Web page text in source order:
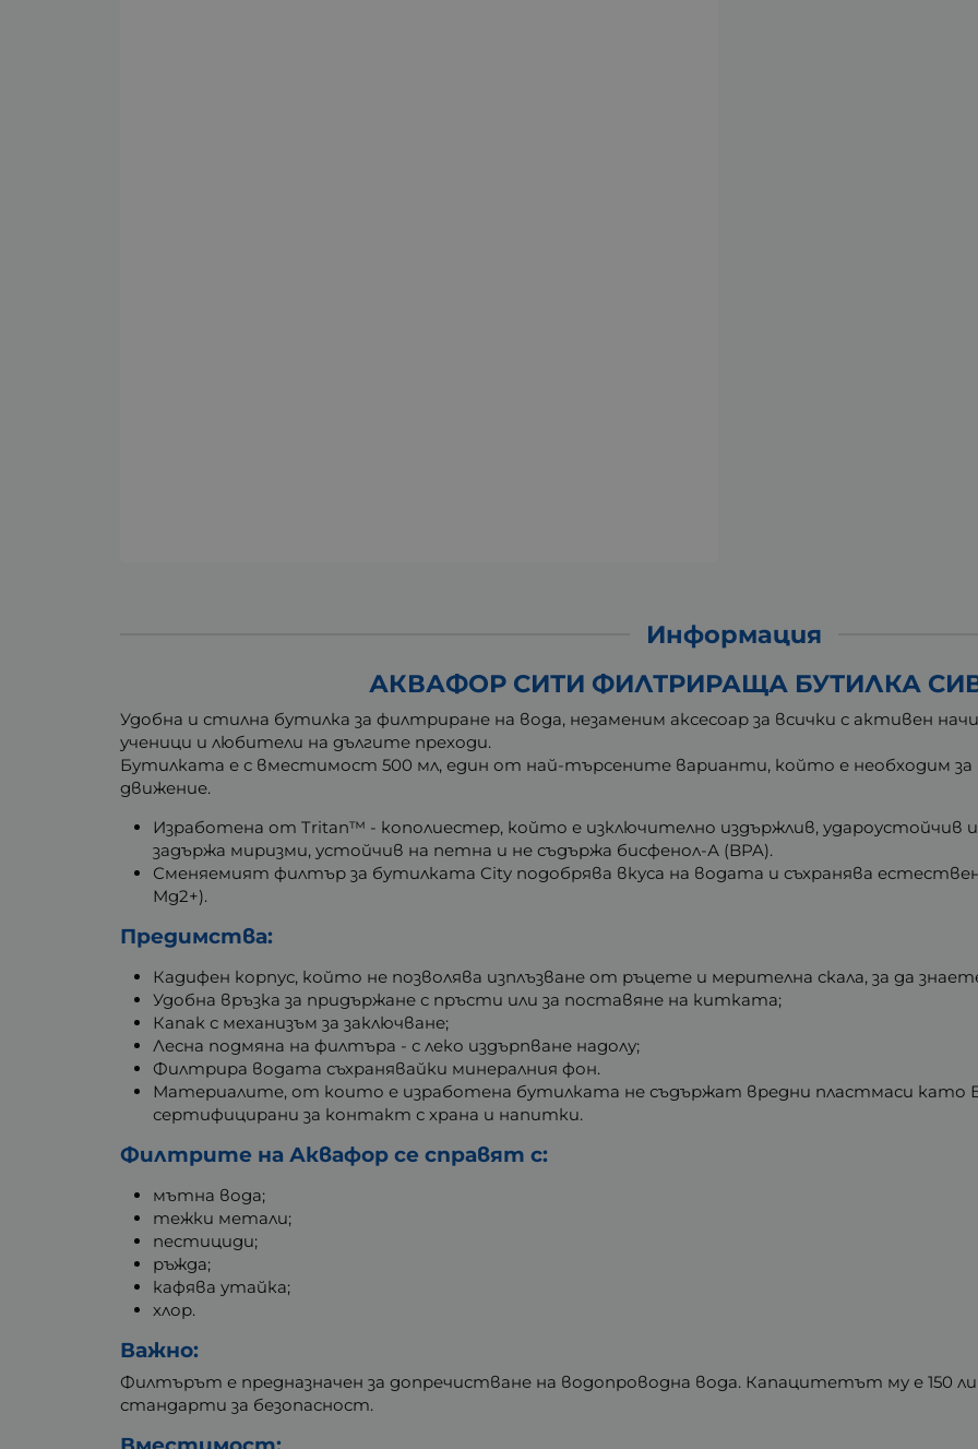
Информация
АКВАФОР СИТИ ФИЛТРИРАЩА БУТИЛКА
Удобна и стилна бутилка за филтриране на вода, незаменим аксесоар за всички с активен
ученици и любители на дългите преходи.
Бутилката е с вместимост 500 мл, един от най-търсените варианти, който е необходим за
движение.
Изработена от Tritan™ - кополиестер, който е изключително издържлив, удароустойчив и
задържа миризми, устойчив на петна и не съдържа бисфенол-А (BPA).
Сменяемият филтърза бутилката City подобрява вкуса на водата и съхранява
Mg2+).
Предимства:
Кадифен корпус, който не позволява изплъзване от ръцете и мерителна скала, за да
Удобна връзка за придържане с пръсти или за поставяне на китката;
Капак с механизъм за заключване;
Лесна подмяна на филтъра - с леко издърпване надолу;
Филтрира водата съхранявайки минералния фон.
Материалите, от които е изработена бутилката не съдържат вредни пластмаси като
сертифицирани за контакт с храна и напитки.
Филтрите на Аквафор се справят с:
мътна вода;
тежки метали;
пестициди;
ръжда;
кафява утайка;
хлор.
Важно:
Филтърът е предназначен за допречистване на водопроводна вода. Капацитетът му е 150
стандарти за безопасност.